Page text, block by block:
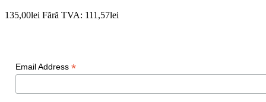
135,00lei Fără TVA: 111,57lei
Email Address *